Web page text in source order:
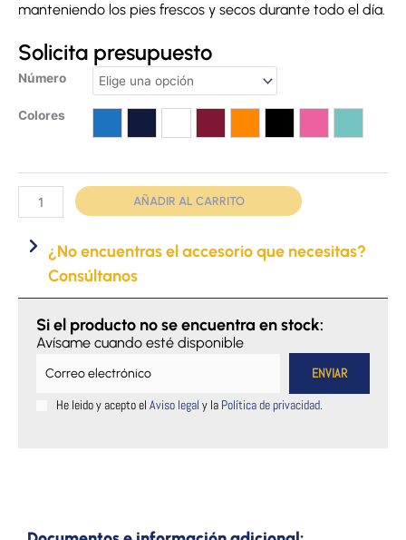
manteniendo los pies frescos y secos durante todo el día.
Solicita presupuesto
Número
Colores
Zueco
cantidad
AÑADIR AL CARRITO
¿No encuentras el accesorio que necesitas?
Consúltanos
Si el producto no se encuentra en stock:
Avísame cuando esté disponible
He leido y acepto el Aviso legal y la Política de privacidad.